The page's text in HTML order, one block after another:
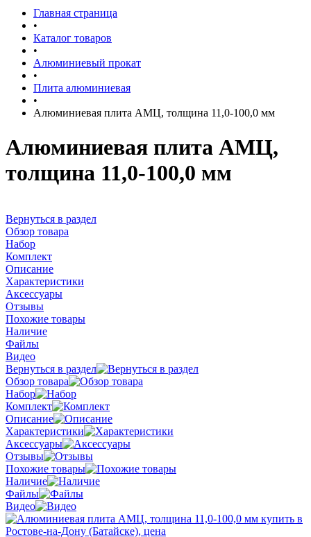
Главная страница
•
Каталог товаров
•
Алюминиевый прокат
•
Плита алюминиевая
•
Алюминиевая плита АМЦ, толщина 11,0-100,0 мм
Алюминиевая плита АМЦ,
толщина 11,0-100,0 мм
Вернуться в раздел
Обзор товара
Набор
Комплект
Описание
Характеристики
Аксессуары
Отзывы
Похожие товары
Наличие
Файлы
Видео
Вернуться в раздел
Обзор товара
Набор
Комплект
Описание
Характеристики
Аксессуары
Отзывы
Похожие товары
Наличие
Файлы
Видео